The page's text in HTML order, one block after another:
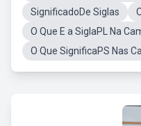
SignificadoDe Siglas
O Que E a SiglaPL Na
O Que SignificaPS Nas